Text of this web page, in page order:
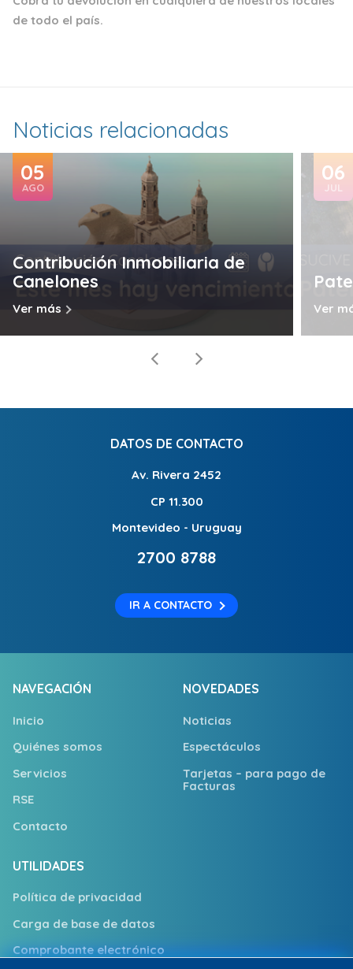
de todo el país.
Noticias relacionadas
Contribución Inmobiliaria de
Canelones
Ver más
05
AGO
Ver
06
JUL
DATOS DE CONTACTO
Av. Rivera 2452
CP 11.300
Montevideo - Uruguay
2700 8788
IR A CONTACTO
NAVEGACIÓN
Inicio
Quiénes somos
Servicios
RSE
Contacto
NOVEDADES
Noticias
Espectáculos
Tarjetas – para pago de
Facturas
UTILIDADES
Política de privacidad
Carga de base de datos
Comprobante electrónico